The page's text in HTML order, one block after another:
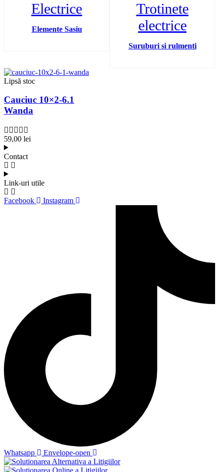
Elemente Sasiu
Suruburi si rulmenti
Lipsă stoc
Cauciuc 10×2-6.1
Wanda
59,00 lei
Contact
Link-uri utile
Facebook Instagram
Whatsapp Envelope-open